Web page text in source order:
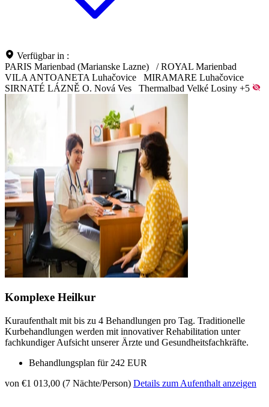
Verfügbar in :
PARIS Marienbad (Marianske Lazne)
/ ROYAL Marienbad
VILA ANTOANETA Luhačovice
MIRAMARE Luhačovice
SIRNATÉ LÁZNĚ O. Nová Ves
Thermalbad Velké Losiny +5
Komplexe Heilkur
Kuraufenthalt mit bis zu 4 Behandlungen pro Tag. Traditionelle
Kurbehandlungen werden mit innovativer Rehabilitation unter
fachkundiger Aufsicht unserer Ärzte und Gesundheitsfachkräfte.
Behandlungsplan für 242 EUR
von €1 013,00 (7 Nächte/Person) Details zum Aufenthalt anzeigen